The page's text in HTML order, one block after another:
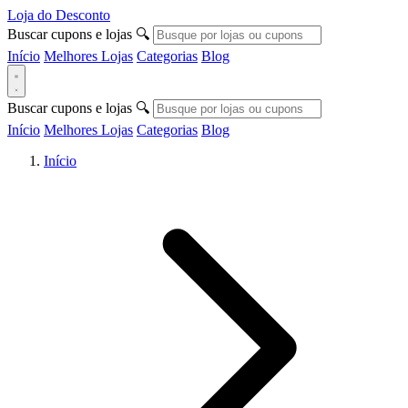
Loja do Desconto
Buscar cupons e lojas 🔍
Início Melhores Lojas Categorias Blog
Buscar cupons e lojas 🔍
Início Melhores Lojas Categorias Blog
Início